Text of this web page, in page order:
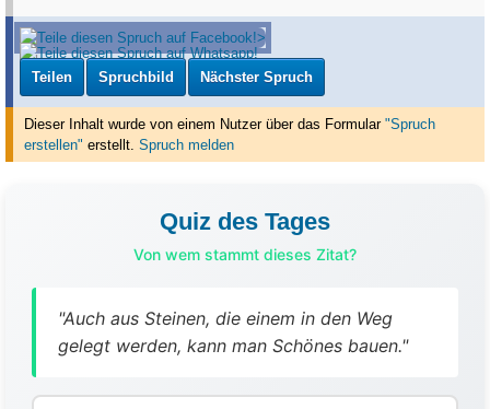
Teilen Spruchbild Nächster Spruch
Dieser Inhalt wurde von einem Nutzer über das Formular "Spruch
erstellen" erstellt. Spruch melden
Quiz des Tages
Von wem stammt dieses Zitat?
"Auch aus Steinen, die einem in den Weg
gelegt werden, kann man Schönes bauen."